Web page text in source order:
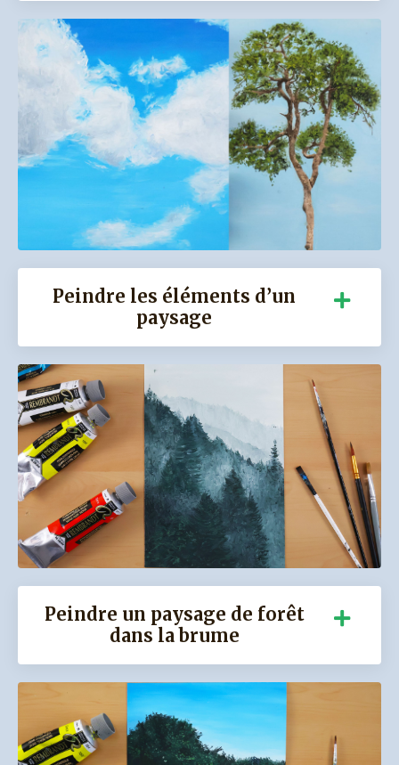
Peindre les éléments d’un
paysage
Peindre un paysage de forêt
dans la brume